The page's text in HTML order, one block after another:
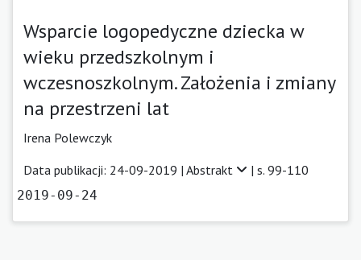
Wsparcie logopedyczne dziecka w
wieku przedszkolnym i
wczesnoszkolnym. Założenia i zmiany
na przestrzeni lat
Irena Polewczyk
Data publikacji: 24-09-2019 | Abstrakt | s. 99-110
2019-09-24